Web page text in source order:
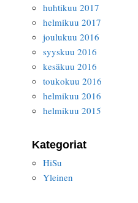
huhtikuu 2017
helmikuu 2017
joulukuu 2016
syyskuu 2016
kesäkuu 2016
toukokuu 2016
helmikuu 2016
helmikuu 2015
Kategoriat
HiSu
Yleinen